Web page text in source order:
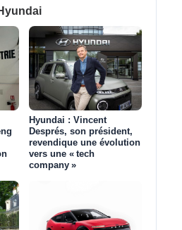
Hyundai : Vincent
Després, son président,
revendique une évolution
vers une « tech
company »